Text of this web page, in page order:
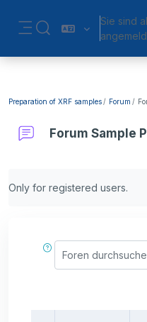
Website-Übersicht
Sucheingabe
Sie sind
Preparation of XRF samples Forum
Forum Sample
Only for registered users.